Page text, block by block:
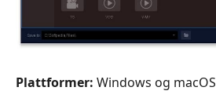
Plattformer: Windows og macOS